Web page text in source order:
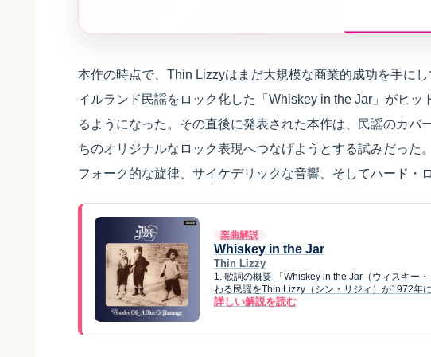
本作の時点で、Thin Lizzyはまだ大規模な商業的成功を手に
イルランド民謡をロック化した「Whiskey in the Jar」がヒ
るようになった。その直後に発表された本作は、民謡のカバ
ちのオリジナルなロック表現へつなげようとする試みだった
フォーク的な旋律、サイケデリックな音響、そしてハード・
楽曲解説
Whiskey in the Jar
Thin Lizzy
1. 歌詞の概要 「Whiskey in the Jar（ウィスキー
わる民謡をThin Lizzy（シン・リジィ）が1972年
詳しい解説を読む